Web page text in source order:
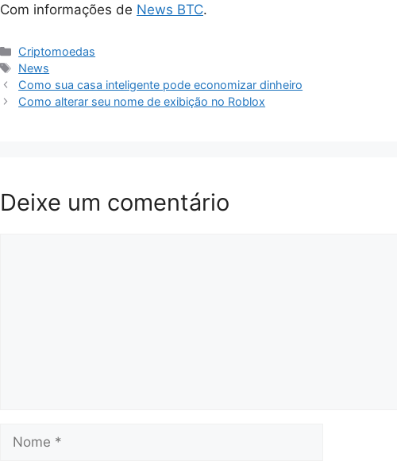
Com informações de News BTC.
Categorias
Criptomoedas
Tags
News
Como sua casa inteligente pode economizar dinheiro
Como alterar seu nome de exibição no Roblox
Deixe um comentário